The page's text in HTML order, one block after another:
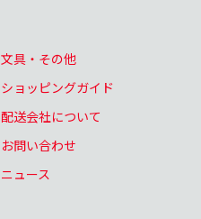
文具・その他
ショッピングガイド
配送会社について
お問い合わせ
ニュース